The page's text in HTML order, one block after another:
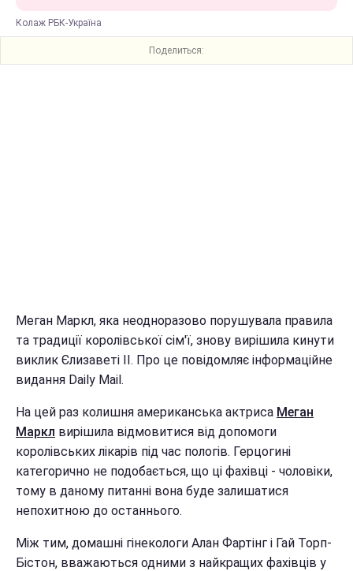
Колаж РБК-Україна
Поделиться:
Меган Маркл, яка неодноразово порушувала правила
та традиції королівської сім'ї, знову вирішила кинути
виклик Єлизаветі II. Про це повідомляє інформаційне
видання Daily Mail.
На цей раз колишня американська актриса Меган
Маркл вирішила відмовитися від допомоги
королівських лікарів під час пологів. Герцогині
категорично не подобається, що ці фахівці - чоловіки,
тому в даному питанні вона буде залишатися
непохитною до останнього.
Між тим, домашні гінекологи Алан Фартінг і Гай Торп-
Бістон, вважаються одними з найкращих фахівців у